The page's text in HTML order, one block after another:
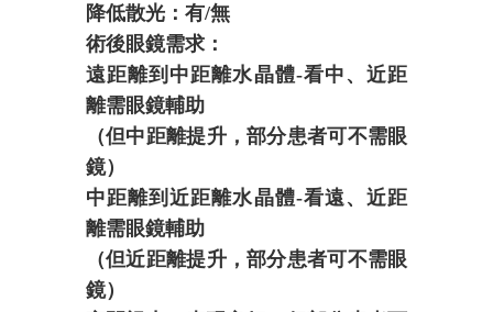
降低散光：有/無
術後眼鏡需求：
遠距離到中距離水晶體-看中、近距
離需眼鏡輔助
（但中距離提升，部分患者可不需眼
鏡）
中距離到近距離水晶體-看遠、近距
離需眼鏡輔助
（但近距離提升，部分患者可不需眼
鏡）